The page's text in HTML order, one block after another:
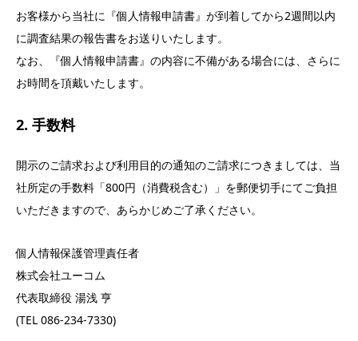
お客様から当社に『個人情報申請書』が到着してから2週間以内
に調査結果の報告書をお送りいたします。
なお、『個人情報申請書』の内容に不備がある場合には、さらに
お時間を頂戴いたします。
2. 手数料
開示のご請求および利用目的の通知のご請求につきましては、当
社所定の手数料「800円（消費税含む）」を郵便切手にてご負担
いただきますので、あらかじめご了承ください。
個人情報保護管理責任者
株式会社ユーコム
代表取締役 湯浅 亨
(TEL 086-234-7330)